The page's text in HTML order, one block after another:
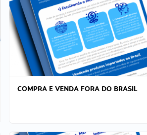
COMPRA E VENDA FORA DO BRASIL